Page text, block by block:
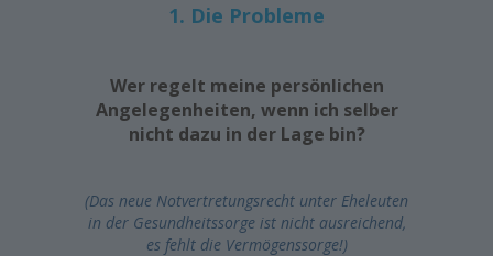
1. Die Probleme
Wer regelt meine persönlichen
Angelegenheiten, wenn ich selber
nicht dazu in der Lage bin?
(Das neue Notvertretungsrecht unter Eheleuten
in der Gesundheitssorge ist nicht ausreichend,
es fehlt die Vermögenssorge!)